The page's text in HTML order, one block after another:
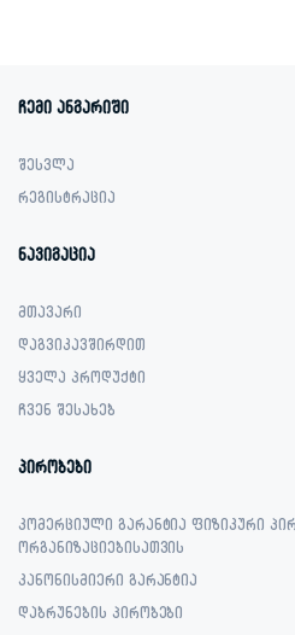
ჩემი ანგარიში
შესვლა
რეგისტრაცია
ნავიგაცია
მთავარი
დაგვიკავშირდით
ყველა პროდუქტი
ჩვენ შესახებ
პირობები
კომერციული გარანტია ფიზიკური
ორგანიზაციებისათვის
კანონისმიერი გარანტია
დაბრუნების პირობები